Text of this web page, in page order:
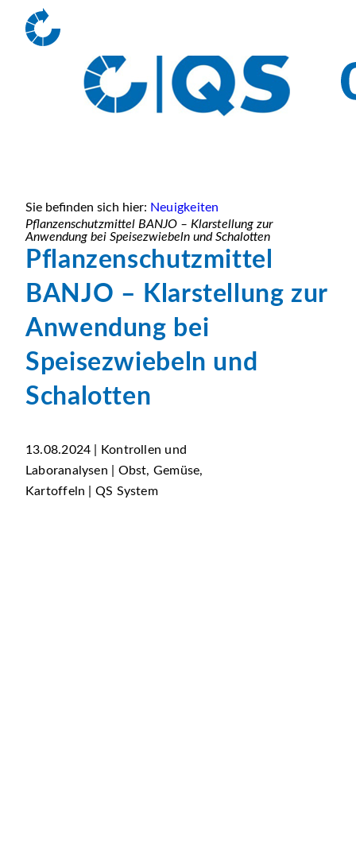
Sie befinden sich hier: Neuigkeiten
Pflanzenschutzmittel BANJO – Klarstellung zur
Anwendung bei Speisezwiebeln und Schalotten
Pflanzenschutzmittel
BANJO – Klarstellung zur
Anwendung bei
Speisezwiebeln und
Schalotten
13.08.2024 | Kontrollen und
Laboranalysen | Obst, Gemüse,
Kartoffeln | QS System